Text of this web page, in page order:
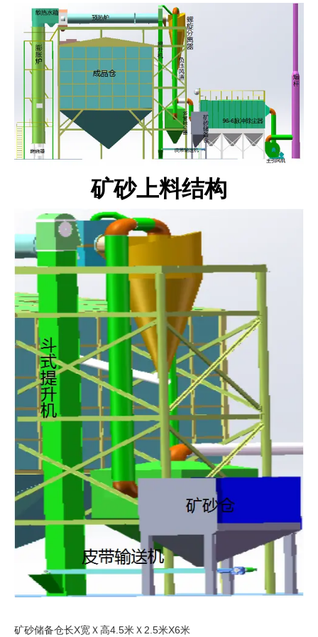
矿砂上料结构
矿砂储备仓长X宽Ｘ高4.5米Ｘ2.5米X6米